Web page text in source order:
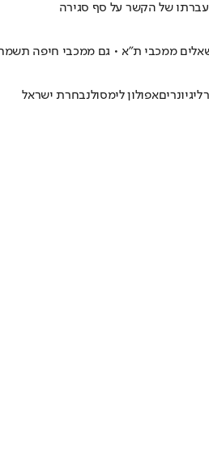
של הקשר על סף סגירה
ממכבי ת"א • גם ממכבי חיפה
ליגיונריםאפולון לימסולנבחרת ישראל